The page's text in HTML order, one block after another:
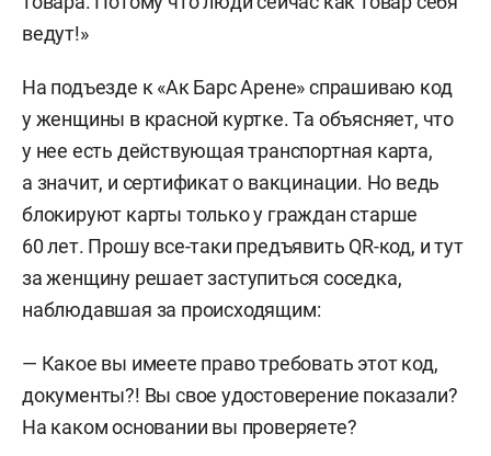
ведут!»
На подъезде к «Ак Барс Арене» спрашиваю код
у женщины в красной куртке. Та объясняет, что
у нее есть действующая транспортная карта,
а значит, и сертификат о вакцинации. Но ведь
блокируют карты только у граждан старше
60 лет. Прошу все-таки предъявить QR-код, и тут
за женщину решает заступиться соседка,
наблюдавшая за происходящим:
— Какое вы имеете право требовать этот код,
документы?! Вы свое удостоверение показали?
На каком основании вы проверяете?